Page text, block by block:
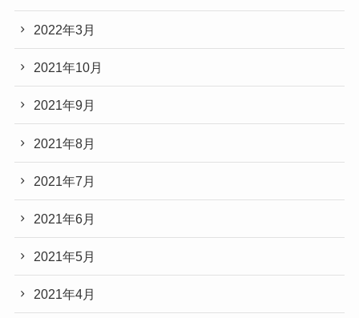
2022年3月
2021年10月
2021年9月
2021年8月
2021年7月
2021年6月
2021年5月
2021年4月